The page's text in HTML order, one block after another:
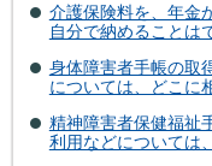
介護保険料を、年金
自分で納めることは
身体障害者手帳の取
については、どこに
精神障害者保健福祉
利用などについては